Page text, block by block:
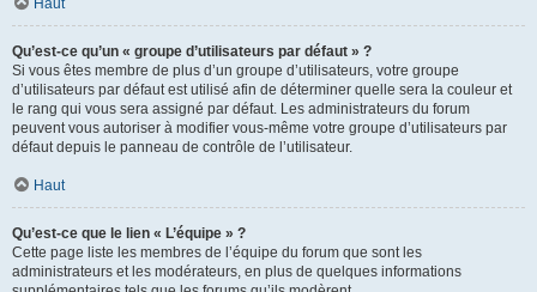
Haut
Qu’est-ce qu’un « groupe d’utilisateurs par défaut » ?
Si vous êtes membre de plus d’un groupe d’utilisateurs, votre groupe
d’utilisateurs par défaut est utilisé afin de déterminer quelle sera la couleur et
le rang qui vous sera assigné par défaut. Les administrateurs du forum
peuvent vous autoriser à modifier vous-même votre groupe d’utilisateurs par
défaut depuis le panneau de contrôle de l’utilisateur.
Haut
Qu’est-ce que le lien « L’équipe » ?
Cette page liste les membres de l’équipe du forum que sont les
administrateurs et les modérateurs, en plus de quelques informations